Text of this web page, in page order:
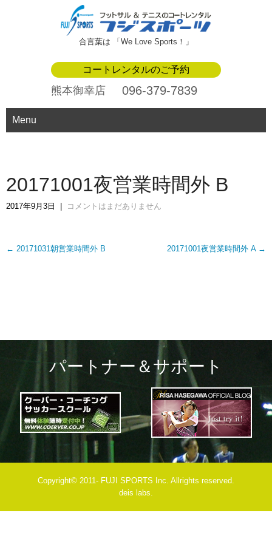
合言葉は 「We Love Sports！」
コートレンタルのご予約
熊本御幸店 096-379-7839
Menu
20171001夜営業時間外 B
2017年9月3日 コメントはまだありません
Post
← 20171031朝営業時間外 B 20171001夜営業時間外 A →
パートナー＆サポート
Copyright© 2011- FUJI SPORTS Inc. Allrights reserved.
deis labs.